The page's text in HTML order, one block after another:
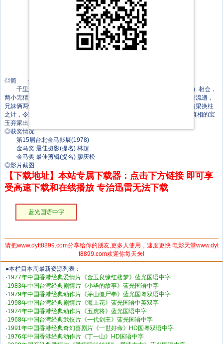
◎简 介
千里迢迢投奔外祖母的林黛玉（张艾嘉 饰）与表兄宝玉（林青霞 饰）相会，
两小无猜，童言无忌，虽惹出摔玉的闹剧，却让他们彼此走得更紧。岁月流逝，
兄妹俩两情相悦，心意相托。但他们的爱情为族人所不容，王熙凤献出偷梁换柱
之计，令宝玉娶得薛宝钗（米雪 饰）。黛玉悲痛难忍，含恨而逝。得知真相的宝
玉弃家出走，遁入空门。
◎获奖情况
第15届台北金马影展(1978)
金马奖 最佳摄影(提名) 林超
金马奖 最佳剪辑(提名) 廖庆松
◎影片截图
【下载地址】本站专属下载器：点击下方链接 即可享
受高速下载和在线播放 专治迅雷无法下载
蓝光国语中字
请把www.dytt8899.com分享给你的朋友,更多人使用，速度更快 电影天堂www.dyt
t8899.com欢迎你每天来!
●本栏目本周最新资源列表：
·1977年中国香港经典爱情片《金玉良缘红楼梦》蓝光国语中字
·1983年中国台湾经典剧情片《小毕的故事》蓝光国语中字
·1979年中国香港经典动作片《茅山僵尸拳》蓝光国粤双语中字
·1998年中国台湾经典剧情片《海上花》蓝光国语中英双字
·1974年中国香港经典动作片《五虎将》蓝光国语中字
·1968年中国台湾经典武侠片《一代剑王》蓝光国语中字
·1991年中国香港经典奇幻喜剧片《一世好命》HD国粤双语中字
·1976年中国香港经典动作片《丁一山》HD国语中字